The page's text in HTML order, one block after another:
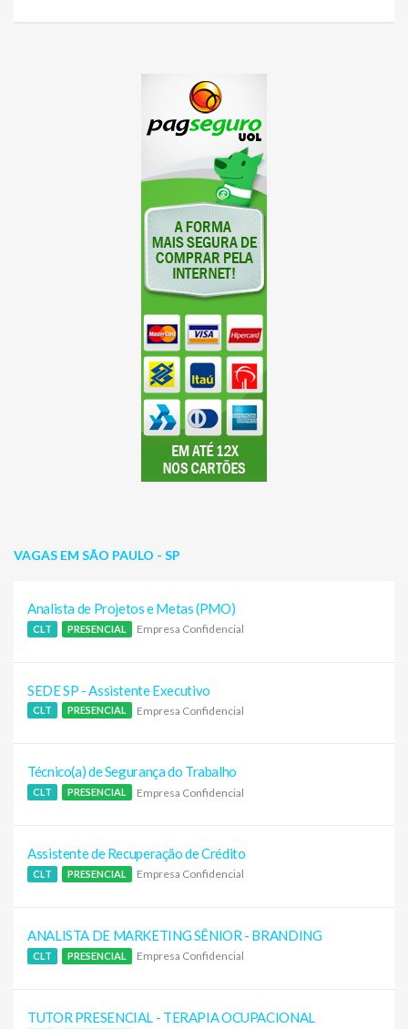
VAGAS EM SÃO PAULO - SP
Analista de Projetos e Metas (PMO)
CLT PRESENCIAL Empresa Confidencial
SEDE SP - Assistente Executivo
CLT PRESENCIAL Empresa Confidencial
Técnico(a) de Segurança do Trabalho
CLT PRESENCIAL Empresa Confidencial
Assistente de Recuperação de Crédito
CLT PRESENCIAL Empresa Confidencial
ANALISTA DE MARKETING SÊNIOR - BRANDING
CLT PRESENCIAL Empresa Confidencial
TUTOR PRESENCIAL - TERAPIA OCUPACIONAL